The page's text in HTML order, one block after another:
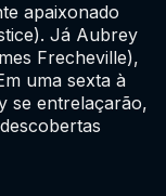
apaixonado
Já Aubrey
Frecheville),
uma sexta à
se entrelaçarão,